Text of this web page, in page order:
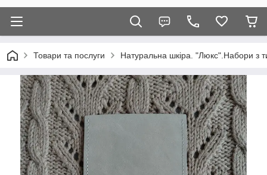
Товари та послуги Натуральна шкіра. "Люкс".Набори з